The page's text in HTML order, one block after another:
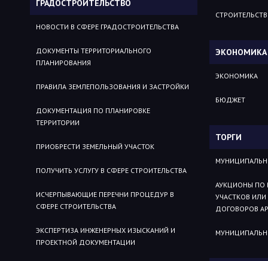
ГРАДОСТРОИТЕЛЬСТВО
НОВОСТИ В СФЕРЕ ГРАДОСТРОИТЕЛЬСТВА
ДОКУМЕНТЫ ТЕРРИТОРИАЛЬНОГО
ПЛАНИРОВАНИЯ
ПРАВИЛА ЗЕМЛЕПОЛЬЗОВАНИЯ И ЗАСТРОЙКИ
ДОКУМЕНТАЦИЯ ПО ПЛАНИРОВКЕ
ТЕРРИТОРИИ
ПРИОБРЕСТИ ЗЕМЕЛЬНЫЙ УЧАСТОК
ПОЛУЧИТЬ УСЛУГУ В СФЕРЕ СТРОИТЕЛЬСТВА
ИСЧЕРПЫВАЮЩИЕ ПЕРЕЧНИ ПРОЦЕДУР В
СФЕРЕ СТРОИТЕЛЬСТВА
ЭКСПЕРТИЗА ИНЖЕНЕРНЫХ ИЗЫСКАНИЙ И
ПРОЕКТНОЙ ДОКУМЕНТАЦИИ
ЭКОНОМИКА
БЮДЖЕТ
ТОРГИ
АУКЦИОНЫ ПО
УЧАСТКОВ
ДОГОВОРОВ